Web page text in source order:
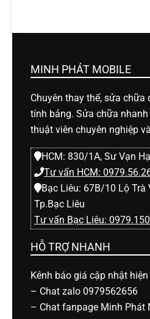
MINH PHÁT MOBILE
Chuyên thay thế, sửa chữa
tính bảng. Sửa chữa
thuật viên chuyên nghiệp
HCM: 830/1A, Sư Vạn
Tư vấn HCM:
Bạc Liêu: 67B/10 Lộ Trà
Tp.Bạc Liêu
Tư vấn Bạc Liêu:
HỖ TRỢ NHANH
Kênh báo giá cập nhật
– Chat zalo 0979562656
– Chat fanpage Minh Phát